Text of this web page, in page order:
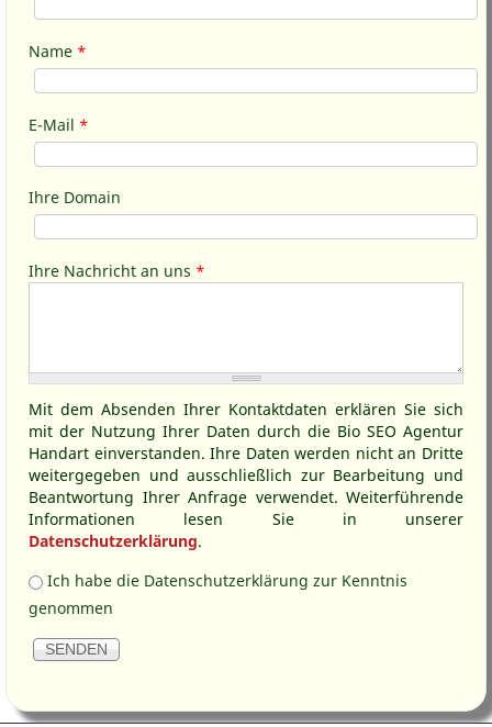
Name *
E-Mail *
Ihre Domain
Ihre Nachricht an uns *
Mit dem Absenden Ihrer Kontaktdaten erklären Sie sich
mit der Nutzung Ihrer Daten durch die Bio SEO Agentur
Handart einverstanden. Ihre Daten werden nicht an Dritte
weitergegeben und ausschließlich zur Bearbeitung und
Beantwortung Ihrer Anfrage verwendet. Weiterführende
Informationen lesen Sie in unserer
Datenschutzerklärung.
Kenntnis Datenschutz*
Ich habe die Datenschutzerklärung zur Kenntnis
genommen